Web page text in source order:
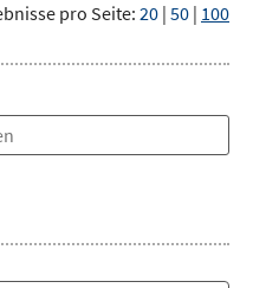
pro Seite:20 | 50 | 100